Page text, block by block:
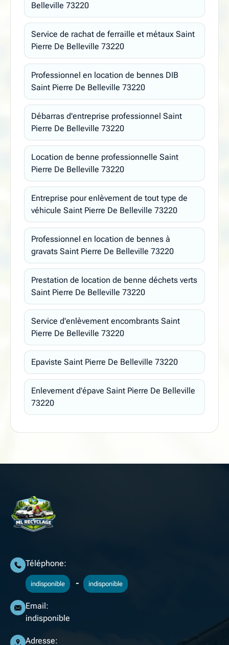
Belleville 73220
Service de rachat de ferraille et métaux Saint
Pierre De Belleville 73220
Professionnel en location de bennes DIB
Saint Pierre De Belleville 73220
Débarras d'entreprise professionnel Saint
Pierre De Belleville 73220
Location de benne professionnelle Saint
Pierre De Belleville 73220
Entreprise pour enlèvement de tout type de
véhicule Saint Pierre De Belleville 73220
Professionnel en location de bennes à
gravats Saint Pierre De Belleville 73220
Prestation de location de benne déchets verts
Saint Pierre De Belleville 73220
Service d'enlèvement encombrants Saint
Pierre De Belleville 73220
Epaviste Saint Pierre De Belleville 73220
Enlevement d'épave Saint Pierre De Belleville
73220
Téléphone:
indisponible - indisponible
Email:
indisponible
Adresse: